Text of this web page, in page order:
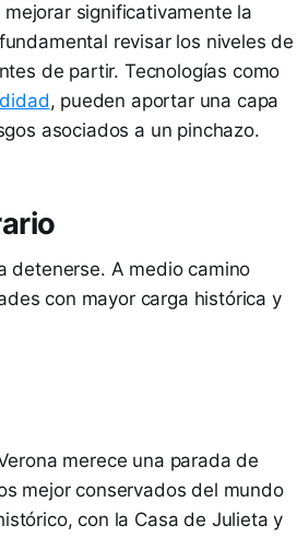
significativamente la
revisar los niveles de
de partir. Tecnologías como
, pueden aportar una capa
asociados a un pinchazo.
detenerse. A medio camino
con mayor carga histórica y
merece una parada de
mejor conservados del mundo
con la Casa de Julieta y